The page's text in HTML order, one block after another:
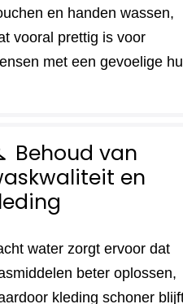
en handen wassen,
vooral prettig is voor
met een gevoelige
Behoud van
en
water zorgt ervoor dat
beter oplossen,
kleding schoner